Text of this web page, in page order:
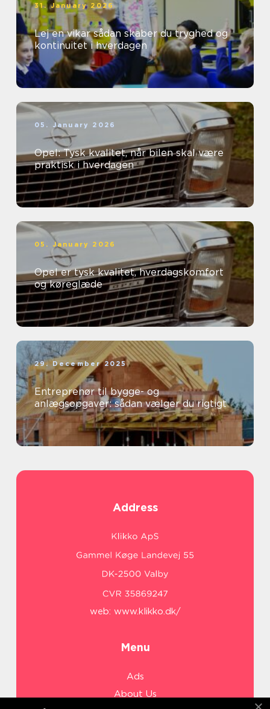
31. January 2026
Lej en vikar sådan skaber du tryghed og
kontinuitet i hverdagen
05. January 2026
Opel: Tysk kvalitet, når bilen skal være
praktisk i hverdagen
05. January 2026
Opel er tysk kvalitet, hverdagskomfort
og køreglæde
29. December 2025
Entreprenør til bygge- og
anlægsopgaver: sådan vælger du rigtigt
Address
web: www.klikko.dk/
Menu
Ads
About Us